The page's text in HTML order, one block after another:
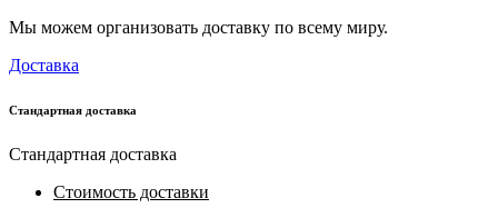
Мы можем организовать доставку по всему миру.
Доставка
Стандартная доставка
Стандартная доставка
Стоимость доставки